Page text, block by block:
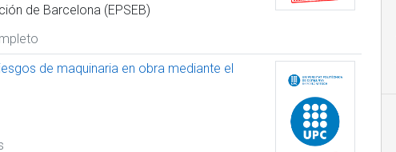
de Barcelona (EPSEB)
de maquinaria en obra mediante el